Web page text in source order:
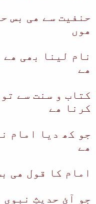
ے
و
ل
حنفیت سے ھی بس
ھوں
نام لینا بھی
ھے
کتاب و سنت سے
کرنا ھے
جو کھ دیا امام
ھے
امام کا قول ھی
جو آئ حدیثِ